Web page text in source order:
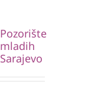
Pozorište
mladih
Sarajevo